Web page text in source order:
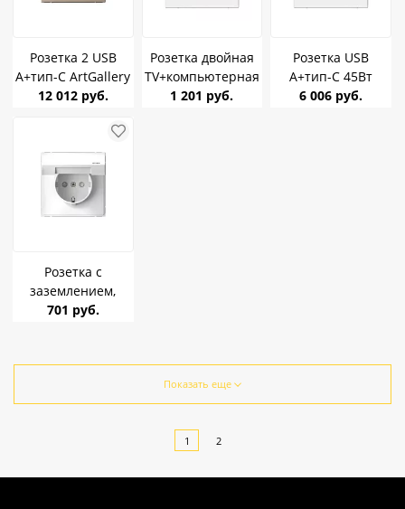
Розетка 2 USB
A+тип-C ArtGallery
Песочный SE
12 012 руб.
Розетка двойная
TV+компьютерная
RJ45, кат.5е
1 201 руб.
Розетка USB
A+тип-C 45Вт
ArtGallery белая SE
6 006 руб.
Розетка с
заземлением,
шторки, крышка
GAL440146
701 руб.
Показать еще
1 2